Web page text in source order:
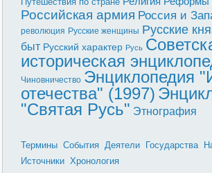
Российская армия Россия и
революция Русские женщины Русские
быт Русский характер Русь
историческая
Чиновничество Энциклопедия
отечества" (1997)
"Святая Русь" Этнография
Термины События Деятели Государства
Источники Хронология